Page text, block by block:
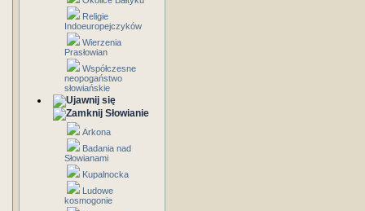
Religie
Indoeuropejczyków
Wierzenia
Prasłowian
Współczesne
neopogaństwo
słowiańskie
Słowianie
Arkona
Badania nad
Słowianami
Kupalnocka
Ludowe
kosmogonie